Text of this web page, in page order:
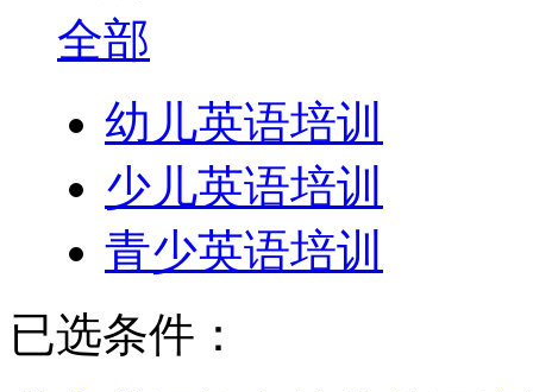
全部
幼儿英语培训
少儿英语培训
青少英语培训
已选条件：